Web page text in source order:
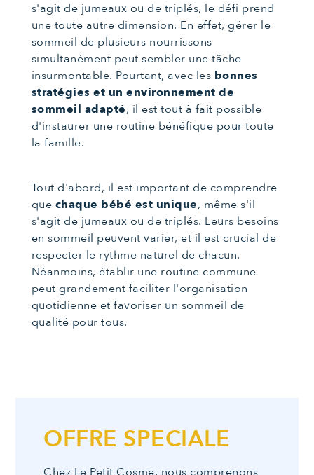
s'agit de jumeaux ou de triplés, le défi prend
une toute autre dimension. En effet, gérer le
sommeil de plusieurs nourrissons
simultanément peut sembler une tâche
insurmontable. Pourtant, avec les bonnes
stratégies et un environnement de
sommeil adapté, il est tout à fait possible
d'instaurer une routine bénéfique pour toute
la famille.
Tout d'abord, il est important de comprendre
que chaque bébé est unique, même s'il
s'agit de jumeaux ou de triplés. Leurs besoins
en sommeil peuvent varier, et il est crucial de
respecter le rythme naturel de chacun.
Néanmoins, établir une routine commune
peut grandement faciliter l'organisation
quotidienne et favoriser un sommeil de
qualité pour tous.
OFFRE SPECIALE